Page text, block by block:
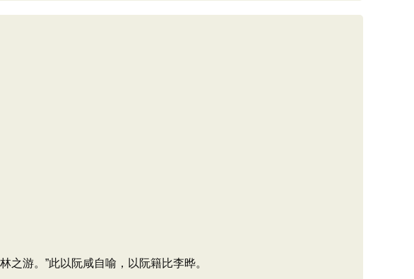
之游。”此以阮咸自喻，以阮籍比李晔。